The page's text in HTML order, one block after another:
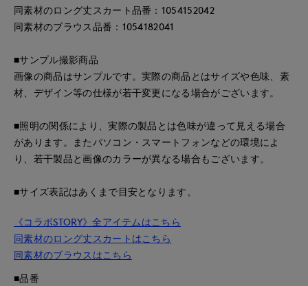
同素材のロング丈スカート品番：1054152042
同素材のブラウス品番：1054182041
■サンプル撮影商品
画像の商品はサンプルです。実際の商品とはサイズや色味、素
材、デザイン等の仕様が若干変更になる場合がございます。
■照明の関係により、実際の製品とは色味が違って見える場合
があります。またパソコン・スマートフォンなどの環境によ
り、若干製品と画像のカラーが異なる場合もございます。
■サイズ表記はあくまで目安となります。
《コラボSTORY》全アイテムはこちら
同素材のロング丈スカートはこちら
同素材のブラウスはこちら
■品番